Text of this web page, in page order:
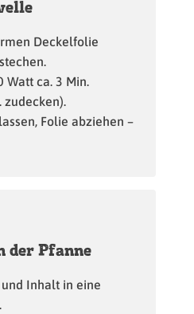
Deckelfolie
Watt ca. 3 Min.
zudecken).
Folie abziehen –
der Pfanne
Inhalt in eine